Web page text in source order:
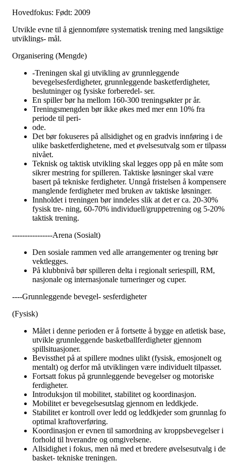
Hovedfokus: Født: 2009
Utvikle evne til å gjennomføre systematisk trening med langsiktige
utviklings- mål.
Organisering (Mengde)
-Treningen skal gi utvikling av grunnleggende
bevegelsesferdigheter, grunnleggende basketferdigheter,
beslutninger og fysiske forberedel- ser.
En spiller bør ha mellom 160-300 treningsøkter pr år.
Treningsmengden bør ikke økes med mer enn 10% fra
periode til peri-
ode.
Det bør fokuseres på allsidighet og en gradvis innføring i de
ulike basketferdighetene, med et øvelsesutvalg som er
nivået.
Teknisk og taktisk utvikling skal legges opp på en måte som
sikrer mestring for spilleren. Taktiske løsninger skal være
basert på tekniske ferdigheter. Unngå fristelsen å kompensere
manglende ferdigheter med bruken av taktiske løsninger.
Innholdet i treningen bør inndeles slik at det er ca. 20-30%
fysisk tre- ning, 60-70% individuell/gruppetrening og 5-20%
taktisk trening.
----------------Arena (Sosialt)
Den sosiale rammen ved alle arrangementer og trening bør
vektlegges.
På klubbnivå bør spilleren delta i regionalt seriespill, RM,
nasjonale og internasjonale turneringer og cuper.
----Grunnleggende bevegel- sesferdigheter
(Fysisk)
Målet i denne perioden er å fortsette å bygge en atletisk base,
utvikle grunnleggende basketballferdigheter gjennom
spillsituasjoner.
Bevissthet på at spillere modnes ulikt (fysisk, emosjonelt og
mentalt) og derfor må utviklingen være individuelt tilpasset.
Fortsatt fokus på grunnleggende bevegelser og motoriske
ferdigheter.
Introduksjon til mobilitet, stabilitet og koordinasjon.
Mobilitet er bevegelsesutslag gjennom en leddkjede.
Stabilitet er kontroll over ledd og leddkjeder som grunnlag
optimal kraftoverføring.
Koordinasjon er evnen til samordning av kroppsbevegelser i
forhold til hverandre og omgivelsene.
Allsidighet i fokus, men nå med et bredere øvelsesutvalg i
basket- tekniske treningen.